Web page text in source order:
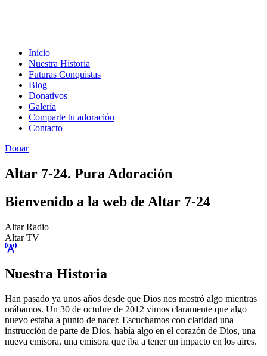
Inicio
Nuestra Historia
Futuras Conquistas
Blog
Donativos
Galería
Comparte tu adoración
Contacto
Donar
Altar 7-24. Pura Adoración
Bienvenido a la web de Altar 7-24
Altar Radio
Altar TV
Nuestra Historia
Han pasado ya unos años desde que Dios nos mostró algo mientras
orábamos. Un 30 de octubre de 2012 vimos claramente que algo
nuevo estaba a punto de nacer. Escuchamos con claridad una
instrucción de parte de Dios, había algo en el corazón de Dios, una
nueva emisora, una emisora que iba a tener un impacto en los aires.